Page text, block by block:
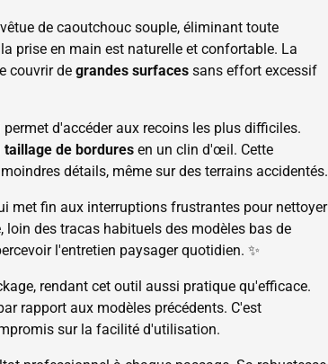
de caoutchouc souple, éliminant toute
prise en main est naturelle et confortable. La
couvrir de grandes surfaces sans effort excessif
d'accéder aux recoins les plus difficiles.
taillage de bordures en un clin d'œil. Cette
détails, même sur des terrains accidentés.
met fin aux interruptions frustrantes pour nettoyer
des tracas habituels des modèles bas de
l'entretien paysager quotidien. ✨
rendant cet outil aussi pratique qu'efficace.
rapport aux modèles précédents. C'est
sur la facilité d'utilisation.